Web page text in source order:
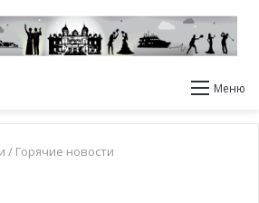
Меню
/ Горячие новости